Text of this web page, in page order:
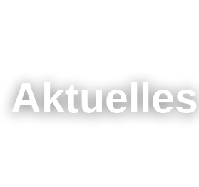
Aktuelles